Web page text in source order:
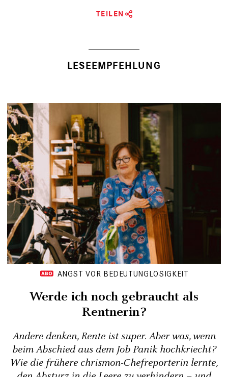
TEILEN
LESEEMPFEHLUNG
ANGST VOR BEDEUTUNGLOSIGKEIT
Werde ich noch gebraucht als
Rentnerin?
Andere denken, Rente ist super. Aber was, wenn
beim Abschied aus dem Job Panik hochkriecht?
Wie die frühere chrismon-Chefreporterin lernte,